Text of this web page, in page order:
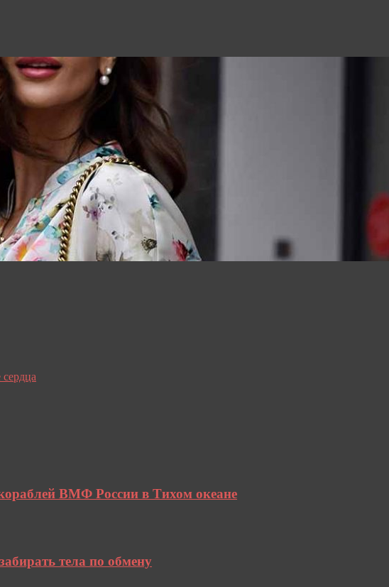
ВМФ России в Тихом океане
тела по обмену